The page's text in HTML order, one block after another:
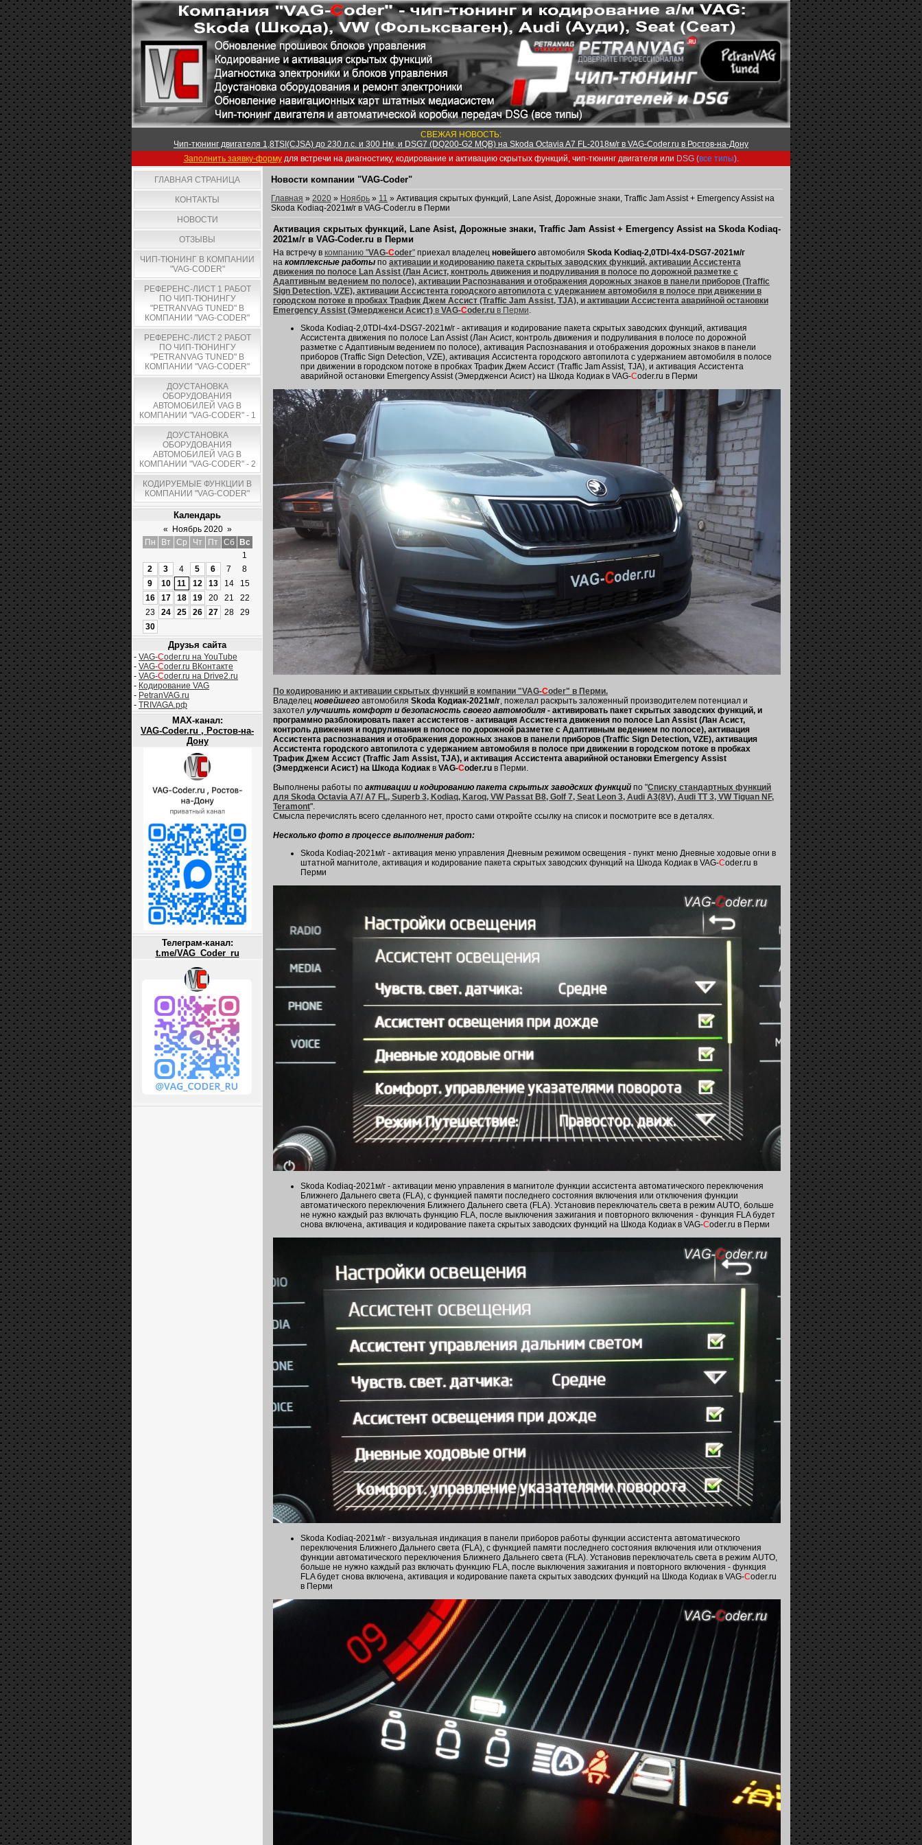
СВЕЖАЯ НОВОСТЬ:
Чип-тюнинг двигателя 1,8TSI(CJSA) до 230 л.с. и 300 Нм, и DSG7 (DQ200-G2 MQB) на Skoda Octavia A7 FL-2018м/г в VAG-Coder.ru в Ростов-на-Дону
Заполнить заявку-формудля встречи на диагностику, кодирование и активацию скрытых функций, чип-тюнинг двигателя или DSG (все типы).
ГЛАВНАЯ СТРАНИЦА
КОНТАКТЫ
НОВОСТИ
ОТЗЫВЫ
ЧИП-ТЮНИНГ В КОМПАНИИ
"VAG-CODER"
РЕФЕРЕНС-ЛИСТ 1 РАБОТ
ПО ЧИП-ТЮНИНГУ
"PETRANVAG TUNED" В
КОМПАНИИ "VAG-CODER"
РЕФЕРЕНС-ЛИСТ 2 РАБОТ
ПО ЧИП-ТЮНИНГУ
"PETRANVAG TUNED" В
КОМПАНИИ "VAG-CODER"
ДОУСТАНОВКА
ОБОРУДОВАНИЯ
АВТОМОБИЛЕЙ VAG В
КОМПАНИИ "VAG-CODER" - 1
ДОУСТАНОВКА
ОБОРУДОВАНИЯ
АВТОМОБИЛЕЙ VAG В
КОМПАНИИ "VAG-CODER" - 2
КОДИРУЕМЫЕ ФУНКЦИИ В
КОМПАНИИ "VAG-CODER"
Календарь
« Ноябрь 2020 »
Пн
Вт Ср Чт Пт Сб
Вс
1
2
3 4 5 6 7
8
9
10 11 12 13 14
15
16
17 18 19 20 21
22
23
24 25 26 27 28
29
30
Друзья сайта
- VAG-Coder.ru на YouTube
- VAG-Coder.ru ВКонтакте
- VAG-Coder.ru на Drive2.ru
- Кодирование VAG
- PetranVAG.ru
- TRIVAGA.рф
MAX-канал:
VAG-Coder.ru , Ростов-на-
Дону
Телеграм-канал:
t.me/VAG_Coder_ru
Новости компании "VAG-Coder"
Главная » 2020 » Ноябрь » 11 » Активация скрытых функций, Lane Asist, Дорожные знаки, Traffic Jam Assist + Emergency Assist на
Skoda Kodiaq-2021м/г в VAG-Coder.ru в Перми
Активация скрытых функций, Lane Asist, Дорожные знаки, Traffic Jam Assist + Emergency Assist на Skoda Kodiaq-
2021м/г в VAG-Coder.ru в Перми
На встречу в компанию "VAG-Coder" приехал владелец новейшего автомобиля Skoda Kodiaq-2,0TDI-4х4-DSG7-2021м/г
на комплексные работы по активации и кодированию пакета скрытых заводских функций, активации Ассистента
движения по полосе Lan Assist (Лан Асист, контроль движения и подруливания в полосе по дорожной разметке с
Адаптивным ведением по полосе), активации Распознавания и отображения дорожных знаков в панели приборов (Traffic
Sign Detection, VZE), активации Ассистента городского автопилота с удержанием автомобиля в полосе при движении в
городском потоке в пробках Трафик Джем Ассист (Traffic Jam Assist, TJA), и активации Ассистента аварийной остановки
Emergency Assist (Эмердженси Асист) в VAG-Coder.ru в Перми.
Skoda Kodiaq-2,0TDI-4х4-DSG7-2021м/г - активация и кодирование пакета скрытых заводских функций, активация
Ассистента движения по полосе Lan Assist (Лан Асист, контроль движения и подруливания в полосе по дорожной
разметке с Адаптивным ведением по полосе), активация Распознавания и отображения дорожных знаков в панели
приборов (Traffic Sign Detection, VZE), активация Ассистента городского автопилота с удержанием автомобиля в полосе
при движении в городском потоке в пробках Трафик Джем Ассист (Traffic Jam Assist, TJA), и активация Ассистента
аварийной остановки Emergency Assist (Эмердженси Асист) на Шкода Кодиак в VAG-Coder.ru в Перми
По кодированию и активации скрытых функций в компании "VAG-Coder" в Перми.
Владелец новейшего автомобиля Skoda Кодиак-2021м/г, пожелал раскрыть заложенный производителем потенциал и
захотел улучшить комфорт и безопасность своего автомобиля - активировать пакет скрытых заводских функций, и
программно разблокировать пакет ассистентов - активация Ассистента движения по полосе Lan Assist (Лан Асист,
контроль движения и подруливания в полосе по дорожной разметке с Адаптивным ведением по полосе), активация
Ассистента распознавания и отображения дорожных знаков в панели приборов (Traffic Sign Detection, VZE), активация
Ассистента городского автопилота с удержанием автомобиля в полосе при движении в городском потоке в пробках
Трафик Джем Ассист (Traffic Jam Assist, TJA), и активация Ассистента аварийной остановки Emergency Assist
(Эмердженси Асист) на Шкода Кодиак в VAG-Coder.ru в Перми.
Выполнены работы по активации и кодированию пакета скрытых заводских функций по "Списку стандартных функций
для Skoda Octavia А7/ A7 FL, Superb 3, Kodiaq, Karoq, VW Passat B8, Golf 7, Seat Leon 3, Audi A3(8V), Audi TT 3, VW Tiguan NF,
Teramont".
Смысла перечислять всего сделанного нет, просто сами откройте ссылку на список и посмотрите все в деталях.
Несколько фото в процессе выполнения работ:
Skoda Kodiaq-2021м/г - активация меню управления Дневным режимом освещения - пункт меню Дневные ходовые огни в
штатной магнитоле, активация и кодирование пакета скрытых заводских функций на Шкода Кодиак в VAG-Coder.ru в
Перми
Skoda Kodiaq-2021м/г - активации меню управления в магнитоле функции ассистента автоматического переключения
Ближнего Дальнего света (FLA), с функцией памяти последнего состояния включения или отключения функции
автоматического переключения Ближнего Дальнего света (FLA). Установив переключатель света в режим AUTO, больше
не нужно каждый раз включать функцию FLA, после выключения зажигания и повторного включения - функция FLA будет
снова включена, активация и кодирование пакета скрытых заводских функций на Шкода Кодиак в VAG-Coder.ru в Перми
Skoda Kodiaq-2021м/г - визуальная индикация в панели приборов работы функции ассистента автоматического
переключения Ближнего Дальнего света (FLA), с функцией памяти последнего состояния включения или отключения
функции автоматического переключения Ближнего Дальнего света (FLA). Установив переключатель света в режим AUTO,
больше не нужно каждый раз включать функцию FLA, после выключения зажигания и повторного включения - функция
FLA будет снова включена, активация и кодирование пакета скрытых заводских функций на Шкода Кодиак в VAG-Coder.ru
в Перми